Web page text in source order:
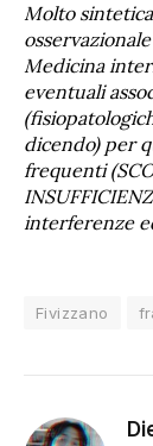
Molto
Medicina
eventuali
dicendo) per
frequenti
interferenze
Fivizzano